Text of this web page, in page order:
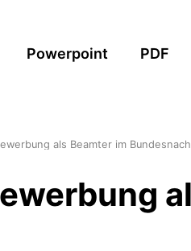
Powerpoint PDF
als Beamter im